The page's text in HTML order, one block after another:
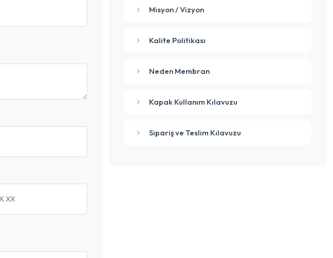
Misyon / Vizyon
Kalite Politikası
Neden Membran
Kapak Kullanım Kılavuzu
Sipariş ve Teslim Kılavuzu